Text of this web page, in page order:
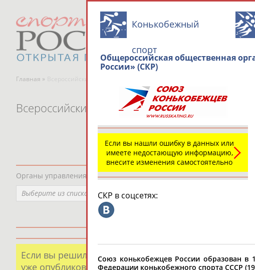
Главная »
Всероссийские спортивные организации
Органы управления, федерации, ВУЗы, Академии и т.п.
Выберите из списка
Если вы решили разместить информацию о хорошо
уже опубликованных данных и хотите ее
Конькобежный
спорт
Общероссийская общественная
России» (СКР)
Если вы нашли ошибку в данных или
имеете недостающую информацию,
внесите изменения самостоятельно
СКР в соцсетях:
Союз конькобежцев России образован в
Федерации конькобежного спорта СССР